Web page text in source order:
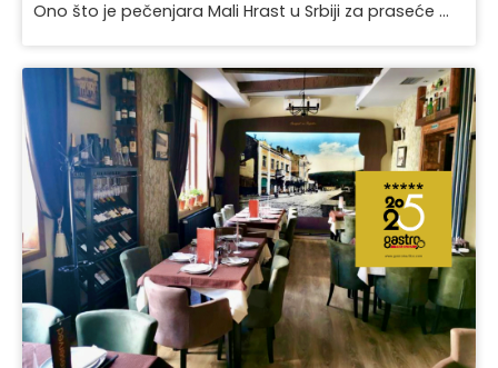
Ono što je pečenjara Mali Hrast u Srbiji za praseće ...